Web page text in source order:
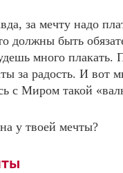
за мечту надо
должны быть
много плакать.
за радость. И вот
с Миром такой